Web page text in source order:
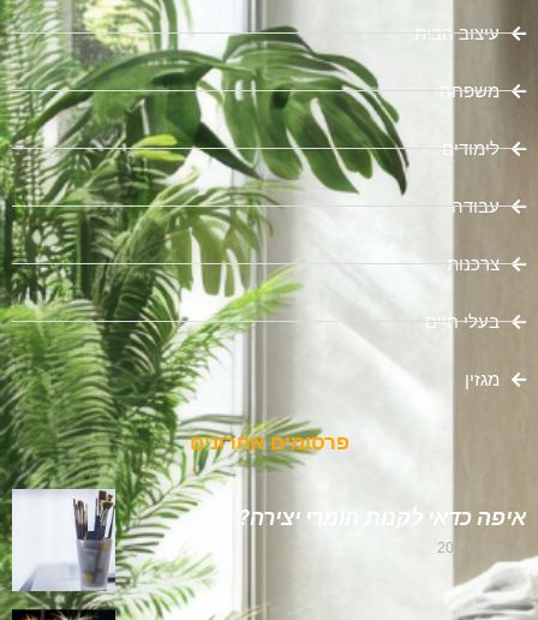
עיצוב הבית
משפחה
לימודים
עבודה
צרכנות
בעלי חיים
מגזין
פרסומים אחרונים
איפה כדאי לקנות חומרי יצירה?
20 במאי 2019